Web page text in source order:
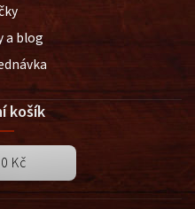
a blog
košík
0 Kč